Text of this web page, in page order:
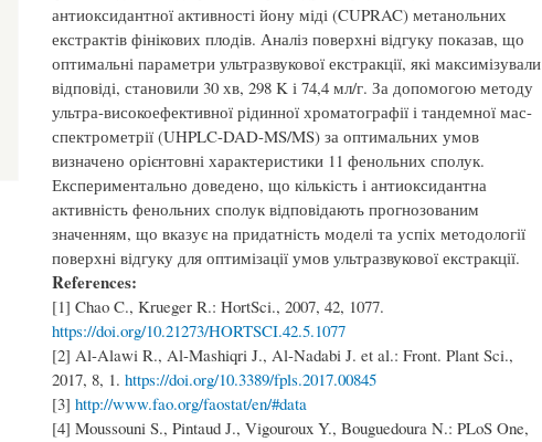
антиоксидантної активності йону міді (CUPRAC) метанольних
екстрактів фінікових плодів. Аналіз поверхні відгуку показав, що
оптимальні параметри ультразвукової екстракції, які максимізували
відповіді, становили 30 хв, 298 K і 74,4 мл/г. За допомогою методу
ультра-високоефективної рідинної хроматографії і тандемної мас-
спектрометрії (UHPLC-DAD-MS/MS) за оптимальних умов
визначено орієнтовні характеристики 11 фенольних сполук.
Експериментально доведено, що кількість і антиоксидантна
активність фенольних сполук відповідають прогнозованим
значенням, що вказує на придатність моделі та успіх методології
поверхні відгуку для оптимізації умов ультразвукової екстракції.
References:
[1] Chao C., Krueger R.: HortSci., 2007, 42, 1077.
https://doi.org/10.21273/HORTSCI.42.5.1077
[2] Al-Alawi R., Al-Mashiqri J., Al-Nadabi J. et al.: Front. Plant Sci.,
2017, 8, 1. https://doi.org/10.3389/fpls.2017.00845
[3] http://www.fao.org/faostat/en/#data
[4] Moussouni S., Pintaud J., Vigouroux Y., Bouguedoura N.: PLoS One,